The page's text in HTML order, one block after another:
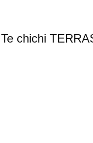
Te chichi